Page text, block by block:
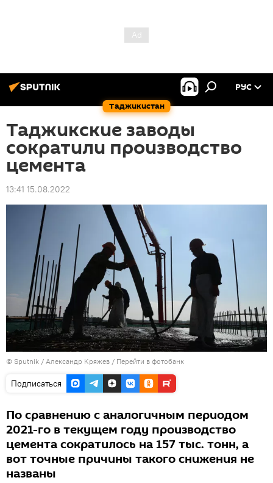
Таджикистан
РУС
Таджикские заводы
сократили производство
цемента
13:41 15.08.2022
© Sputnik / Александр Кряжев / Перейти в фотобанк
Подписаться
По сравнению с аналогичным периодом
2021-го в текущем году производство
цемента сократилось на 157 тыс. тонн, а
вот точные причины такого снижения не
названы